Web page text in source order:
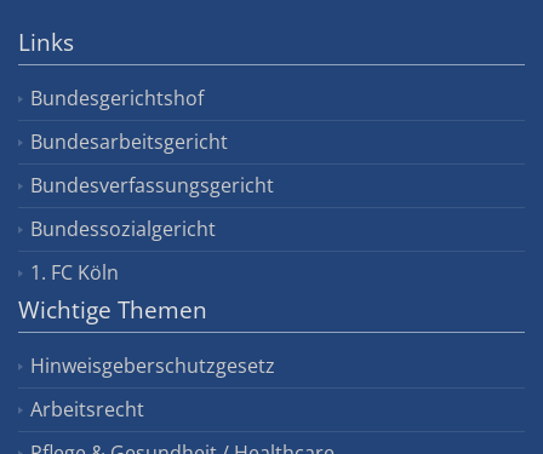
Links
Bundesgerichtshof
Bundesarbeitsgericht
Bundesverfassungsgericht
Bundessozialgericht
1. FC Köln
Wichtige Themen
Hinweisgeberschutzgesetz
Arbeitsrecht